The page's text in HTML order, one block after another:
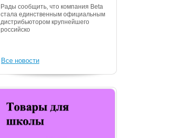
Рады сообщить, что компания Beta
стала единственным официальным
дистрибьютором крупнейшего
российско
Все новости